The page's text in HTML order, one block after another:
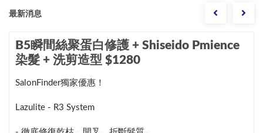
最新消息
B5瞬間絲聚蛋白修護 + Shiseido Pmience
染髮 + 洗剪造型 $1280
SalonFinder獨家優惠！
Lazulite - R3 System